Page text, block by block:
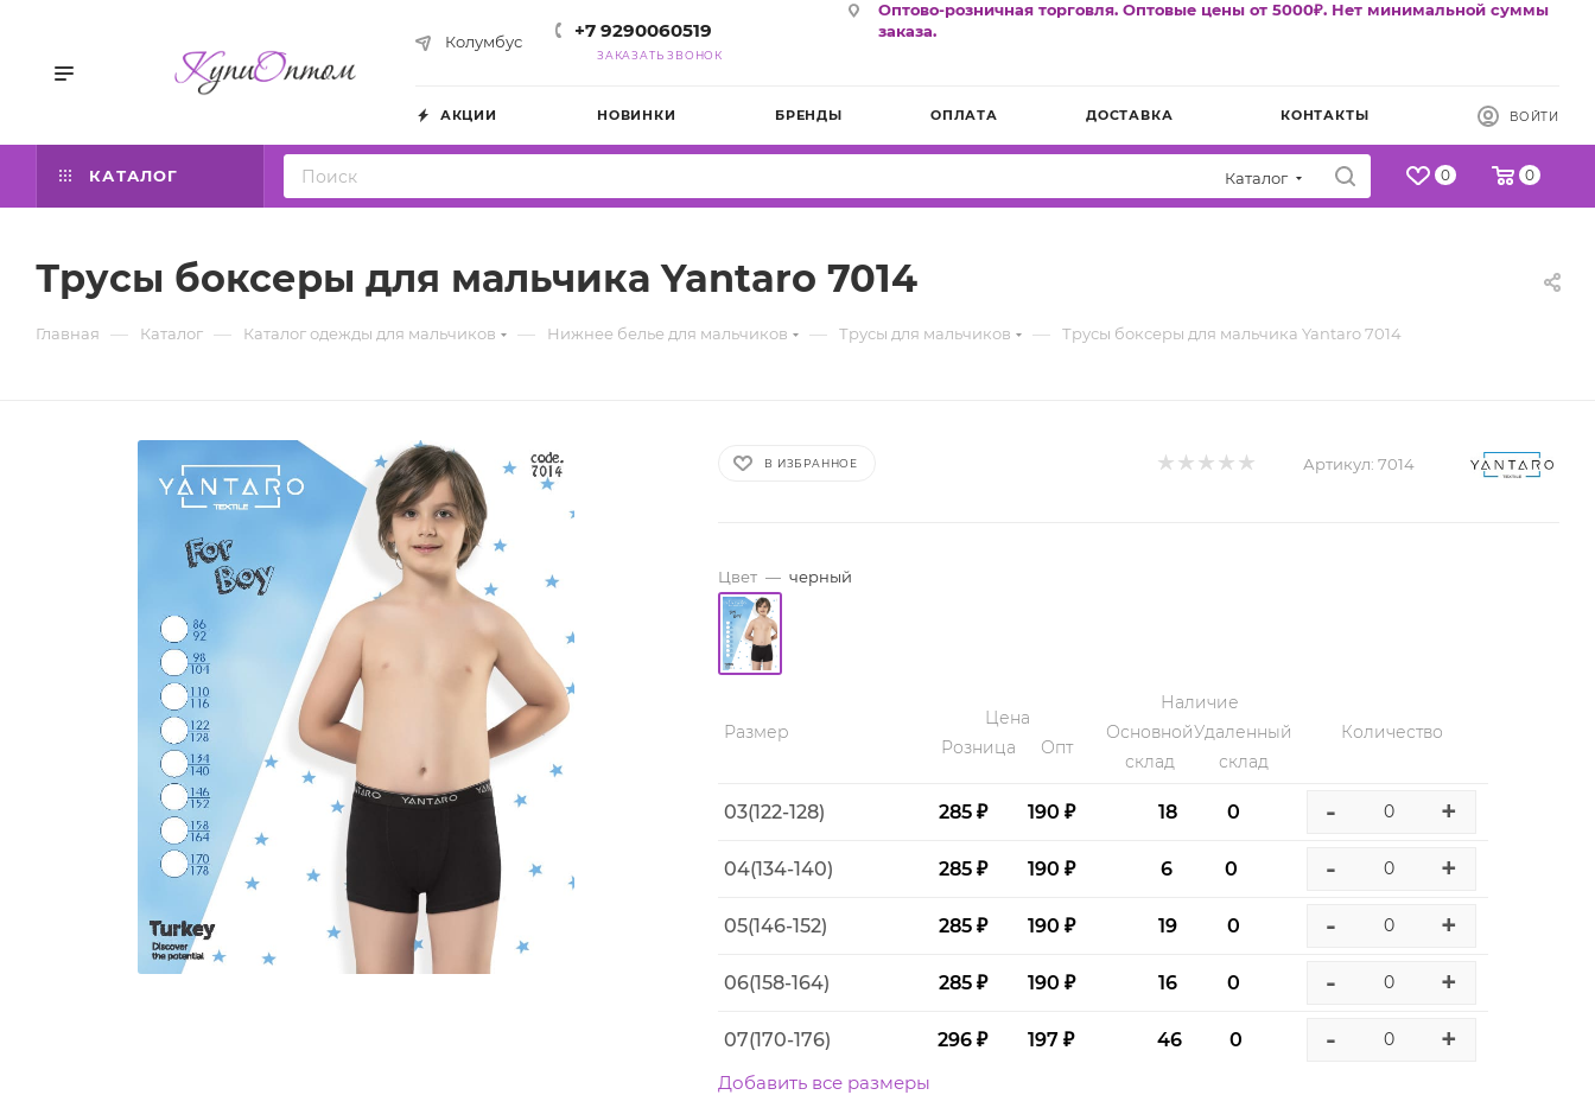
Колумбус +7 9290060519
ЗАКАЗАТЬ ЗВОНОК
Оптово-розничная торговля. Оптовые цены от 5000₽. Нет минимальной суммы
заказа.
АКЦИИ НОВИНКИ БРЕНДЫ ОПЛАТА ДОСТАВКА КОНТАКТЫ ВОЙТИ
КАТАЛОГ Каталог 0 0
Трусы боксеры для мальчика Yantaro 7014
Главная — Каталог — Каталог одежды для мальчиков — Нижнее белье для мальчиков — Трусы для мальчиков — Трусы боксеры для мальчика Yantaro 7014
В ИЗБРАННОЕ Артикул: 7014
Цвет — черный
Размер
Цена
Розница
Опт
Наличие
Основной
склад
Удаленный
склад
Количество
03(122-128) 285 ₽ 190 ₽ 18 0 - +
04(134-140) 285 ₽ 190 ₽ 6 0 - +
05(146-152) 285 ₽ 190 ₽ 19 0 - +
06(158-164) 285 ₽ 190 ₽ 16 0 - +
07(170-176) 296 ₽ 197 ₽ 46 0 - +
Добавить все размеры